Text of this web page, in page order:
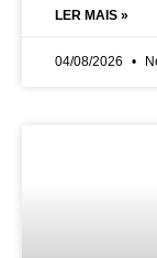
LER MAIS »
04/08/2026